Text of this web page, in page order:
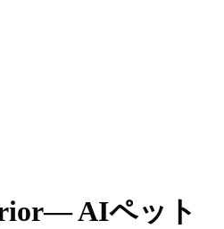
— AIペット